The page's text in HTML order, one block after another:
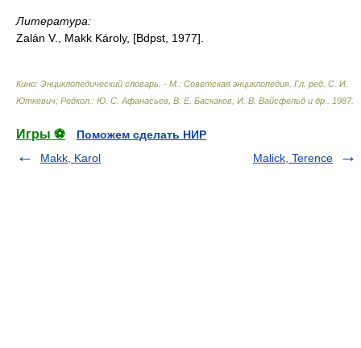
Литература:
Zalán V., Makk Károly, [Bdpst, 1977].
Кино: Энциклопедический словарь. - М.: Советская энциклопедия Гл. ред. С. И.
Юткевич; Редкол.: Ю. С. Афанасьев, В. Е. Баскаков, И. В. Вайсфельд и др.
1987.
Игры ⚽
Поможем сделать НИР
Makk, Karol
Malick, Terence